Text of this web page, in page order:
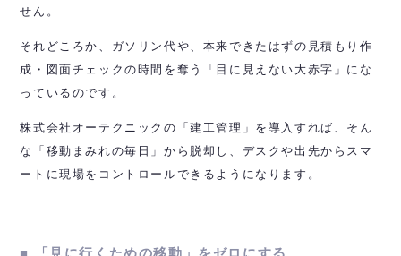
せん。
それどころか、ガソリン代や、本来できたはずの見積もり作
成・図面チェックの時間を奪う「目に見えない大赤字」にな
っているのです。
株式会社オーテクニックの「建工管理」を導入すれば、そん
な「移動まみれの毎日」から脱却し、デスクや出先からスマ
ートに現場をコントロールできるようになります。